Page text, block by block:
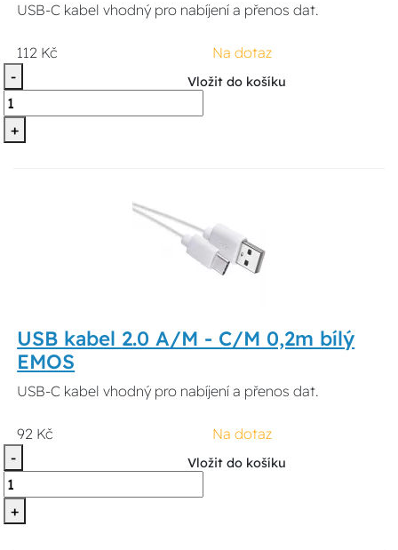
USB-C kabel vhodný pro nabíjení a přenos dat.
112 Kč
Na dotaz
-
+
Vložit do košíku
USB kabel 2.0 A/M - C/M 0,2m bílý
EMOS
USB-C kabel vhodný pro nabíjení a přenos dat.
92 Kč
Na dotaz
-
+
Vložit do košíku